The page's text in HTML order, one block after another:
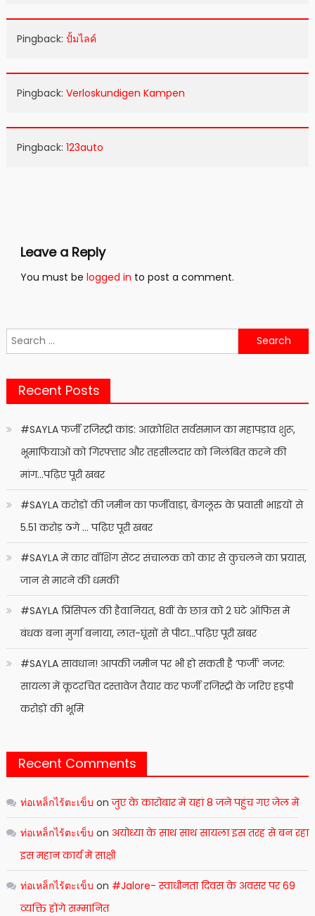
Pingback: ปั้มไลค์
Pingback: Verloskundigen Kampen
Pingback: 123auto
Leave a Reply
You must be logged in to post a comment.
Search
for:
Recent Posts
#SAYLA फर्जी रजिस्ट्री कांड: आक्रोशित सर्वसमाज का महापड़ाव शुरू,
भूमाफियाओं को गिरफ्तार और तहसीलदार को निलंबित करने की
मांग…पढ़िए पूरी खबर
#SAYLA करोड़ों की जमीन का फर्जीवाड़ा, बेंगलूरु के प्रवासी भाइयों से
5.51 करोड़ ठगे … पढ़िए पूरी खबर
#SAYLA में कार वॉशिंग सेंटर संचालक को कार से कुचलने का प्रयास,
जान से मारने की धमकी
#SAYLA प्रिंसिपल की हैवानियत, 8वीं के छात्र को 2 घंटे ऑफिस में
बंधक बना मुर्गा बनाया, लात-घूंसों से पीटा…पढ़िए पूरी खबर
#SAYLA सावधान! आपकी जमीन पर भी हो सकती है ‘फर्जी’ नजर:
सायला में कूटरचित दस्तावेज तैयार कर फर्जी रजिस्ट्री के जरिए हड़पी
करोड़ों की भूमि
Recent Comments
ท่อเหล็กไร้ตะเข็บ onजुए के कारोबार में यहां 8 जने पहुंच गए जेल में
ท่อเหล็กไร้ตะเข็บ on अयोध्या के साथ साथ सायला इस तरह से बन रहा
इस महान कार्य में साक्षी
ท่อเหล็กไร้ตะเข็บ on #Jalore- स्वाधीनता दिवस के अवसर पर 69
व्यक्ति होंगे सम्मानित